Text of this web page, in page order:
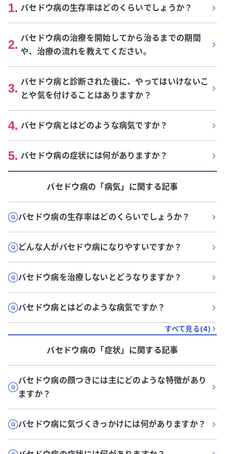
1. バセドウ病の生存率はどのくらいでしょうか？
2. バセドウ病の治療を開始してから治るまでの期間
や、治療の流れを教えてください。
3. バセドウ病と診断された後に、やってはいけないこ
とや気を付けることはありますか？
4. バセドウ病とはどのような病気ですか？
5. バセドウ病の症状には何がありますか？
バセドウ病の「病気」に関する記事
バセドウ病の生存率はどのくらいでしょうか？
どんな人がバセドウ病になりやすいですか？
バセドウ病を治療しないとどうなりますか？
バセドウ病とはどのような病気ですか？
すべて見る(4)
バセドウ病の「症状」に関する記事
バセドウ病の顔つきには主にどのような特徴があり
ますか？
バセドウ病に気づくきっかけには何がありますか？